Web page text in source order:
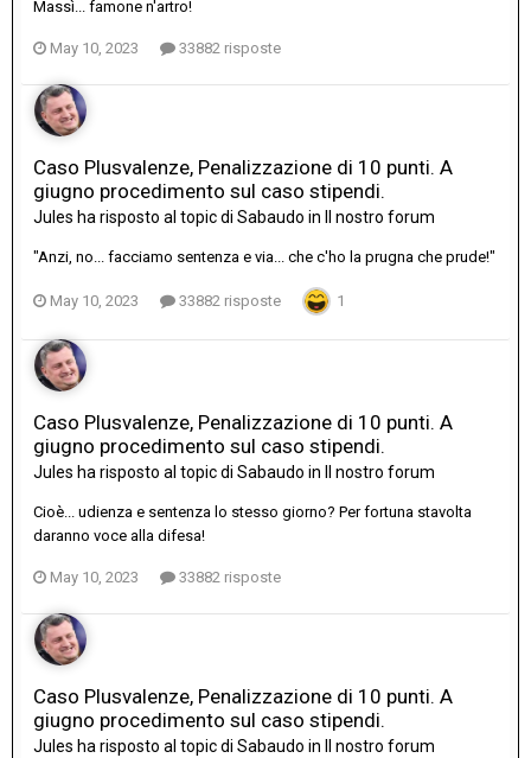
Massì... famone n'artro!
May 10, 2023 33882 risposte
Caso Plusvalenze, Penalizzazione di 10 punti. A
giugno procedimento sul caso stipendi.
Jules ha risposto al topic di Sabaudo in Il nostro forum
"Anzi, no... facciamo sentenza e via... che c'ho la prugna che prude!"
May 10, 2023 33882 risposte 1
Caso Plusvalenze, Penalizzazione di 10 punti. A
giugno procedimento sul caso stipendi.
Jules ha risposto al topic di Sabaudo in Il nostro forum
Cioè... udienza e sentenza lo stesso giorno? Per fortuna stavolta
daranno voce alla difesa!
May 10, 2023 33882 risposte
Caso Plusvalenze, Penalizzazione di 10 punti. A
giugno procedimento sul caso stipendi.
Jules ha risposto al topic di Sabaudo in Il nostro forum